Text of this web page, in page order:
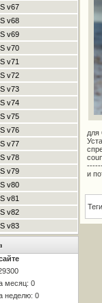
v67
v68
v69
v70
v71
v72
v73
v74
v75
v76
v77
v78
v79
v80
v81
v82
v83
месяц: 0
неделю: 0
для
и